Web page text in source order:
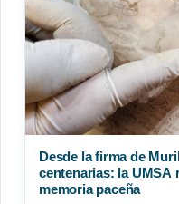
Desde la firma de
centenarias: la UMSA
memoria paceña